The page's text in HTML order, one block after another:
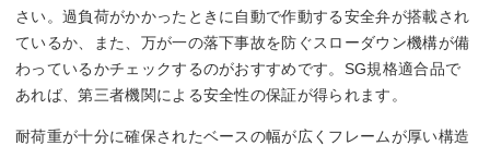
さい。過負荷がかかったときに自動で作動する安全弁が搭載され
ているか、また、万が一の落下事故を防ぐスローダウン機構が備
わっているかチェックするのがおすすめです。SG規格適合品で
あれば、第三者機関による安全性の保証が得られます。
耐荷重が十分に確保されたベースの幅が広くフレームが厚い構造